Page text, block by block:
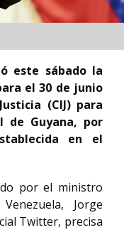
este sábado la
el 30 de junio
(CIJ) para
de Guyana, por
en el
por el ministro
Jorge
Twitter, precisa